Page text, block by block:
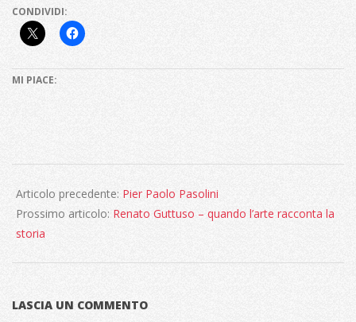
CONDIVIDI:
MI PIACE:
12-
01
Articolo precedente: Pier Paolo Pasolini
Prossimo articolo: Renato Guttuso – quando l’arte racconta la
storia
LASCIA UN COMMENTO